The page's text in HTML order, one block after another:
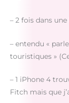
– 2 fois dans
– entendu «
touristiques »
– 1 iPhone 4
Fitch mais que